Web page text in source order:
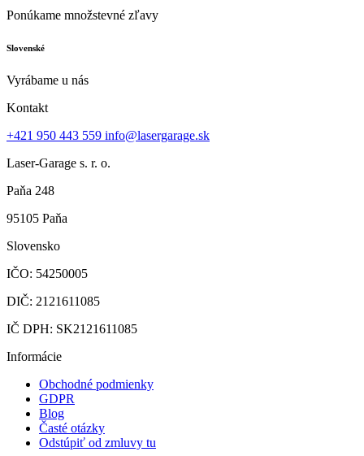
Ponúkame množstevné zľavy
Slovenské
Vyrábame u nás
Kontakt
+421 950 443 559 info@lasergarage.sk
Laser-Garage s. r. o.
Paňa 248
95105 Paňa
Slovensko
IČO: 54250005
DIČ: 2121611085
IČ DPH: SK2121611085
Informácie
Obchodné podmienky
GDPR
Blog
Časté otázky
Odstúpiť od zmluvy tu